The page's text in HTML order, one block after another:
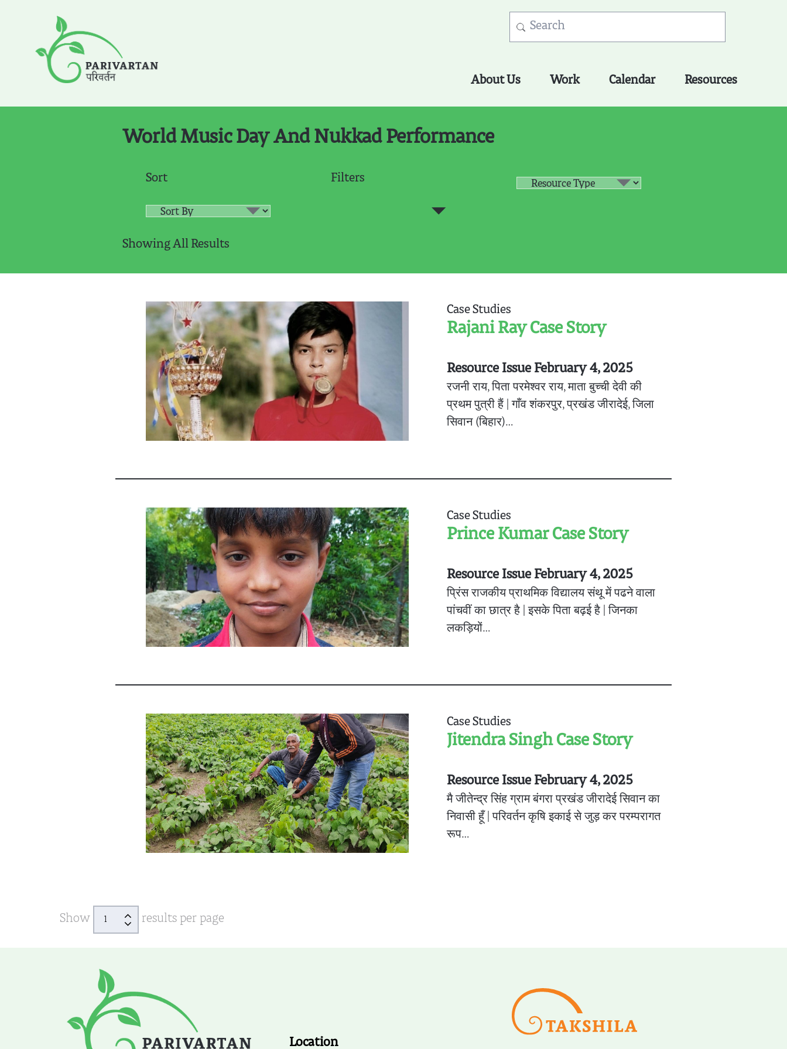
About Us Work Calendar Resources
World Music Day And Nukkad Performance
Sort Filters
Showing All Results
Case Studies
Rajani Ray Case Story
Resource Issue February 4, 2025
रजनी राय, पिता परमेश्वर राय, माता बुच्ची देवी की
प्रथम पुत्री हैं | गाँव शंकरपुर, प्रखंड जीरादेई, जिला
सिवान (बिहार)…
Case Studies
Prince Kumar Case Story
Resource Issue February 4, 2025
प्रिंस राजकीय प्राथमिक विद्यालय संथू में पढने वाला
पांचवीं का छात्र है | इसके पिता बढ़ई है | जिनका
लकड़ियों…
Case Studies
Jitendra Singh Case Story
Resource Issue February 4, 2025
मै जीतेन्द्र सिंह ग्राम बंगरा प्रखंड जीरादेई सिवान का
निवासी हूँ | परिवर्तन कृषि इकाई से जुड़ कर परम्परागत
रूप…
Show results per page
Location